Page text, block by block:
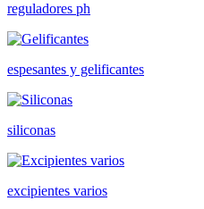
reguladores ph
espesantes y gelificantes
siliconas
excipientes varios